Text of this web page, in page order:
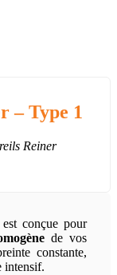
– Type 1
Reiner
est conçue pour
de vos
constante,
intensif.